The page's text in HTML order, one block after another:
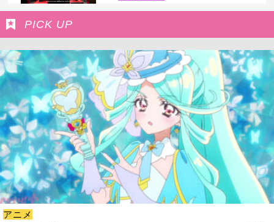
PICK UP
アニメ